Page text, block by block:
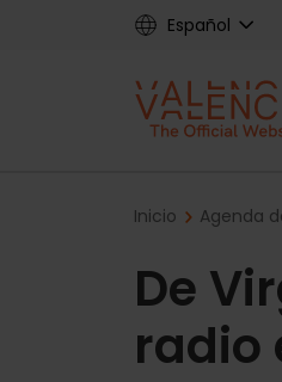
Español
Inicio Agenda
De
radio